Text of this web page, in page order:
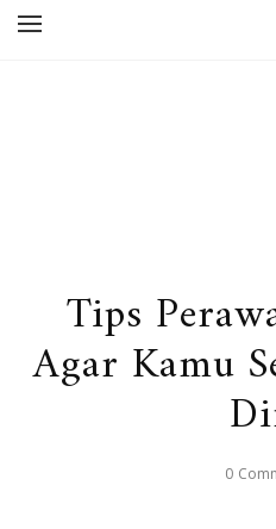
Tips
Agar Kamu
0